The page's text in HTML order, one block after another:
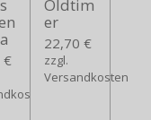
€
Oldtim
er
22,70 €
zzgl.
Versandkosten